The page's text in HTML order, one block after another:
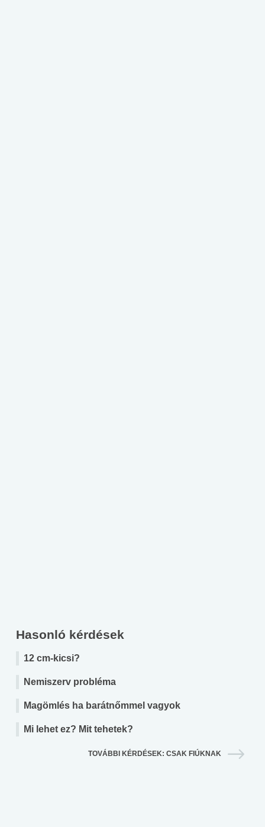
Hasonló kérdések
12 cm-kicsi?
Nemiszerv probléma
Magömlés ha barátnőmmel vagyok
Mi lehet ez? Mit tehetek?
TOVÁBBI KÉRDÉSEK: CSAK FIÚKNAK